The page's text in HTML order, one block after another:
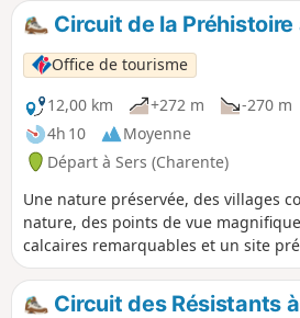
Circuit de la Préhistoire
Office de tourisme
12,00 km
+272 m
-270 m
4h 10
Moyenne
Départ à Sers (Charente)
Une nature préservée, des villages
nature, des points de vue
calcaires remarquables et un site
autant de bonnes raisons de
des sous-bois.
Circuit des Résistants